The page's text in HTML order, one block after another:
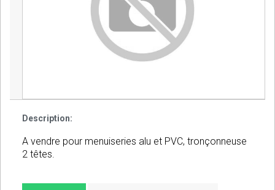
Description:
A vendre pour menuiseries alu et PVC, tronçonneuse
2 têtes.